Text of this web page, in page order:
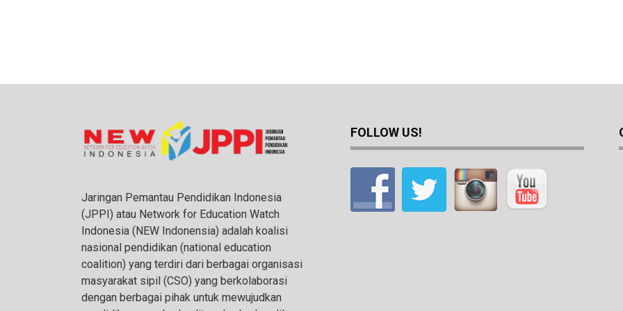
Jaringan Pemantau Pendidikan Indonesia
(JPPI) atau Network for Education Watch
Indonesia (NEW Indonensia) adalah koalisi
nasional pendidikan (national education
coalition) yang terdiri dari berbagai organisasi
masyarakat sipil (CSO) yang berkolaborasi
dengan berbagai pihak untuk mewujudkan
FOLLOW US!